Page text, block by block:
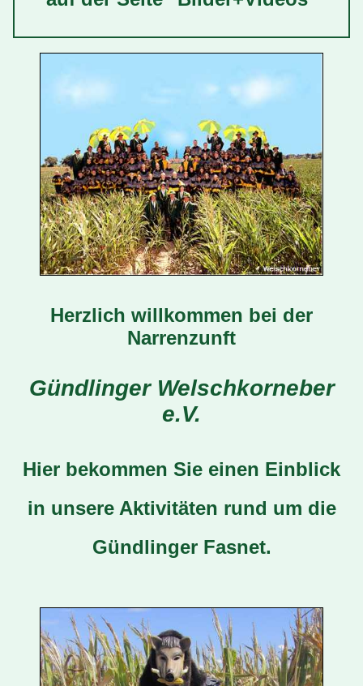
Herzlich willkommen bei der
Narrenzunft
Gündlinger Welschkorneber
e.V.
Hier bekommen Sie einen Einblick
in unsere Aktivitäten rund um die
Gündlinger Fasnet.